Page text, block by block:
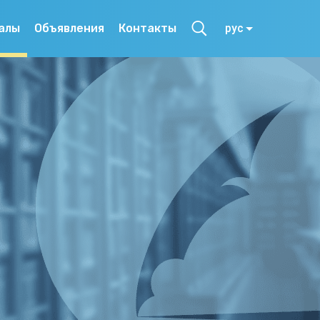
Объявления Контакты рус